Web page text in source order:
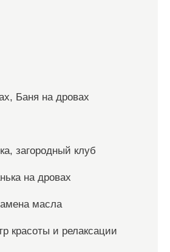
Баня на дровах
загородный клуб
на дровах
масла
красоты и релаксации